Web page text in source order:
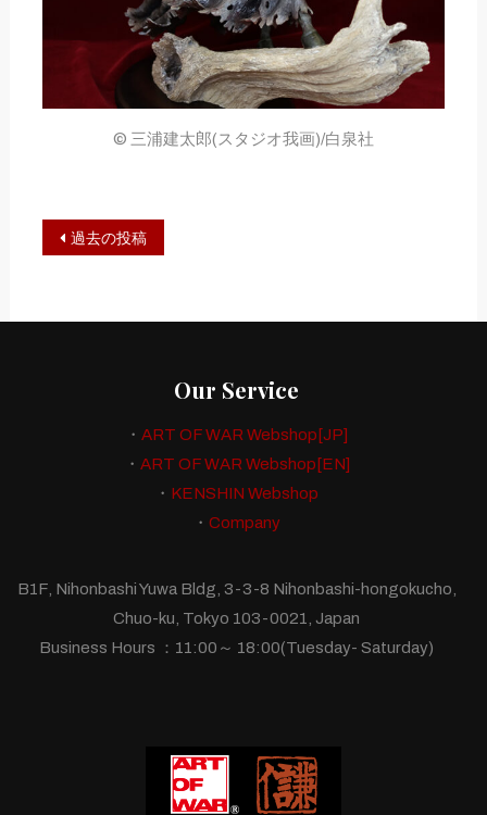
© 三浦建太郎(スタジオ我画)/白泉社
投
ナ
ン
過去の投稿
Our Service
・ART OF WAR Webshop[JP]
・ ART OF WAR Webshop[EN]
・ KENSHIN Webshop
・Company
B1F, Nihonbashi Yuwa Bldg, 3-3-8 Nihonbashi-hongokucho,
Chuo-ku, Tokyo 103-0021, Japan
Business Hours ：11:00～ 18:00(Tuesday- Saturday)